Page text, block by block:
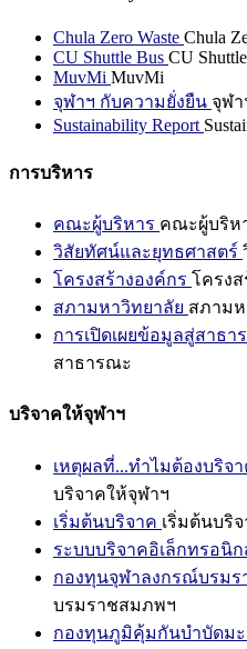
Chula Zero Waste Chula
CU Shuttle Bus CU
MuvMi MuvMi
จุฬาฯ กับความยั่งยืน จุฬ
Sustainability Report
การบริหาร
คณะผู้บริหาร คณะผู้บริห
วิสัยทัศน์และยุทธศาสตร์
โครงสร้างองค์กร โครงส
สภามหาวิทยาลัย สภามห
การเปิดเผยข้อมูลสู่สาธา
สาธารณะ
บริจาคให้จุฬาฯ
เหตุผลที่...ทำไมต้องบริจ
บริจาคให้จุฬาฯ
เริ่มต้นบริจาค เริ่มต้นบริ
ระบบบริจาคอิเล็กทรอนิ
กองทุนจุฬาลงกรณ์บรม
บรมราชสมภพฯ
กองทุนภูมิคุ้มกันบำบัดมะ